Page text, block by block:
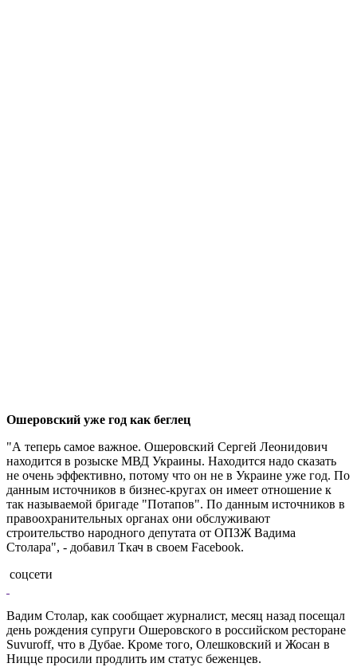
Ошеровский уже год как беглец
"А теперь самое важное. Ошеровский Сергей Леонидович
находится в розыске МВД Украины. Находится надо сказать
не очень эффективно, потому что он не в Украине уже год. По
данным источников в бизнес-кругах он имеет отношение к
так называемой бригаде "Потапов". По данным источников в
правоохранительных органах они обслуживают
строительство народного депутата от ОПЗЖ Вадима
Столара", - добавил Ткач в своем Facebook.
соцсети
Вадим Столар, как сообщает журналист, месяц назад посещал
день рождения супруги Ошеровского в российском ресторане
Suvuroff, что в Дубае. Кроме того, Олешковский и Жосан в
Ницце просили продлить им статус беженцев.